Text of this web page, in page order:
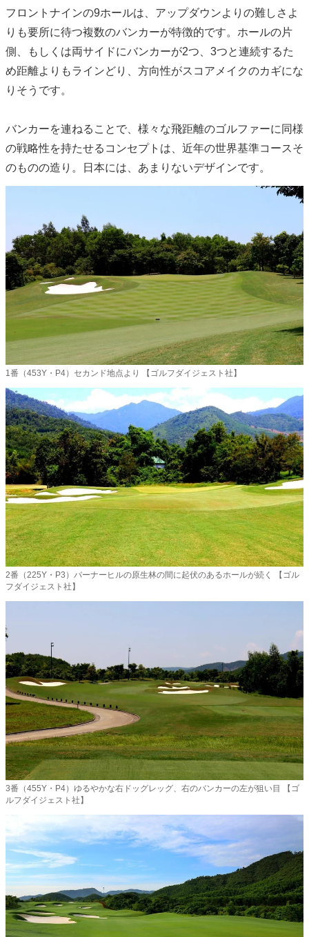
フロントナインの9ホールは、アップダウンよりの難しさよ
りも要所に待つ複数のバンカーが特徴的です。ホールの片
側、もしくは両サイドにバンカーが2つ、3つと連続するた
め距離よりもラインどり、方向性がスコアメイクのカギにな
りそうです。
バンカーを連ねることで、様々な飛距離のゴルファーに同様
の戦略性を持たせるコンセプトは、近年の世界基準コースそ
のものの造り。日本には、あまりないデザインです。
1番（453Y・P4）セカンド地点より 【ゴルフダイジェスト社】
2番（225Y・P3）バーナーヒルの原生林の間に起伏のあるホールが続く 【ゴル
フダイジェスト社】
3番（455Y・P4）ゆるやかな右ドッグレッグ、右のバンカーの左が狙い目 【ゴ
ルフダイジェスト社】